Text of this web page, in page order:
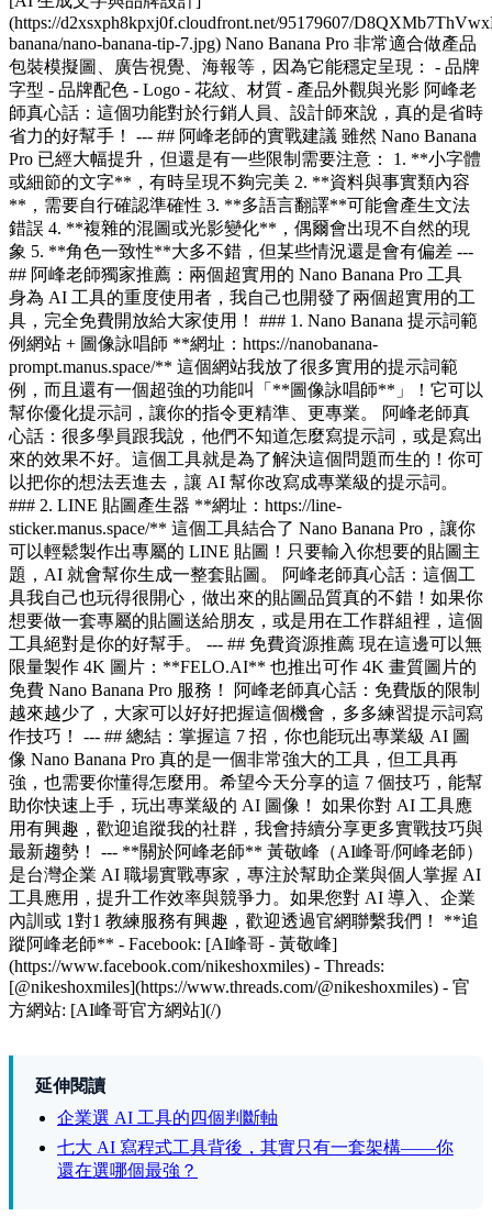
(https://d2xsxph8kpxj0f.cloudfront.net/95179607/
banana/nano-banana-tip-7.jpg) Nano Banana Pro 非常適合做產品
包裝模擬圖、廣告視覺、海報等，因為它能穩定呈現： - 品牌
字型 - 品牌配色 - Logo - 花紋、材質 - 產品外觀與光影 阿峰老
師真心話：這個功能對於行銷人員、設計師來說，真的是省時
省力的好幫手！ --- ## 阿峰老師的實戰建議 雖然 Nano Banana
Pro 已經大幅提升，但還是有一些限制需要注意： 1. **小字體
或細節的文字**，有時呈現不夠完美 2. **資料與事實類內容
**，需要自行確認準確性 3. **多語言翻譯**可能會產生文法
錯誤 4. **複雜的混圖或光影變化**，偶爾會出現不自然的現
象 5. **角色一致性**大多不錯，但某些情況還是會有偏差 ---
## 阿峰老師獨家推薦：兩個超實用的 Nano Banana Pro 工具
身為 AI 工具的重度使用者，我自己也開發了兩個超實用的工
具，完全免費開放給大家使用！ ### 1. Nano Banana 提示詞範
例網站 + 圖像詠唱師 **網址：https://nanobanana-
prompt.manus.space/** 這個網站我放了很多實用的提示詞範
例，而且還有一個超強的功能叫「**圖像詠唱師**」！它可以
幫你優化提示詞，讓你的指令更精準、更專業。 阿峰老師真
心話：很多學員跟我說，他們不知道怎麼寫提示詞，或是寫出
來的效果不好。這個工具就是為了解決這個問題而生的！你可
以把你的想法丟進去，讓 AI 幫你改寫成專業級的提示詞。
### 2. LINE 貼圖產生器 **網址：https://line-
sticker.manus.space/** 這個工具結合了 Nano Banana Pro，讓你
可以輕鬆製作出專屬的 LINE 貼圖！只要輸入你想要的貼圖主
題，AI 就會幫你生成一整套貼圖。 阿峰老師真心話：這個工
具我自己也玩得很開心，做出來的貼圖品質真的不錯！如果你
想要做一套專屬的貼圖送給朋友，或是用在工作群組裡，這個
工具絕對是你的好幫手。 --- ## 免費資源推薦 現在這邊可以無
限量製作 4K 圖片：**FELO.AI** 也推出可作 4K 畫質圖片的
免費 Nano Banana Pro 服務！ 阿峰老師真心話：免費版的限制
越來越少了，大家可以好好把握這個機會，多多練習提示詞寫
作技巧！ --- ## 總結：掌握這 7 招，你也能玩出專業級 AI 圖
像 Nano Banana Pro 真的是一個非常強大的工具，但工具再
強，也需要你懂得怎麼用。希望今天分享的這 7 個技巧，能幫
助你快速上手，玩出專業級的 AI 圖像！ 如果你對 AI 工具應
用有興趣，歡迎追蹤我的社群，我會持續分享更多實戰技巧與
最新趨勢！ --- **關於阿峰老師** 黃敬峰（AI峰哥/阿峰老師）
是台灣企業 AI 職場實戰專家，專注於幫助企業與個人掌握 AI
工具應用，提升工作效率與競爭力。如果您對 AI 導入、企業
內訓或 1對1 教練服務有興趣，歡迎透過官網聯繫我們！ **追
蹤阿峰老師** - Facebook: [AI峰哥 - 黃敬峰]
(https://www.facebook.com/nikeshoxmiles) - Threads:
[@nikeshoxmiles](https://www.threads.com/@nikeshoxmiles) - 官
方網站: [AI峰哥官方網站](/)
延伸閱讀
企業選 AI 工具的四個判斷軸
七大 AI 寫程式工具背後，其實只有一套架構——你
還在選哪個最強？